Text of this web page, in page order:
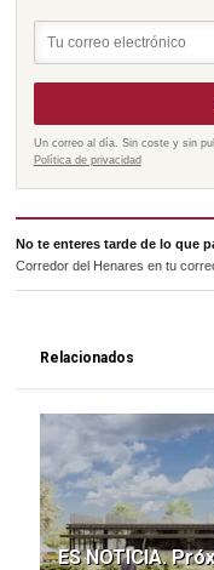
Un correo al día. Sin coste y sin
Política de privacidad
No te enteres tarde de lo que
Corredor del Henares en tu
Relacionados
ES NOTICIA.